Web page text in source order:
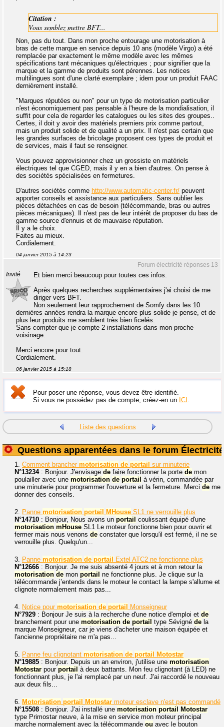
Citation :
Vous semblez mettre BFT...
Non, pas du tout. Dans mon proche entourage une motorisation à
bras de cette marque en service depuis 10 ans (modèle Virgo) a été
remplacée par exactement le même modèle avec les mêmes
spécifications tant mécaniques qu'électriques ; pour signifier que la
marque et la gamme de produits sont pérennes. Les notices
multilingues sont d'une clarté exemplaire ; idem pour un produit FAAC
dernièrement installé.
"Marques réputées ou non" pour un type de motorisation particulier
n'est économiquement pas pensable à l'heure de la mondialisation, il
suffit pour cela de regarder les catalogues ou les sites des groupes..
Certes, il doit y avoir des matériels premiers prix comme partout,
mais un produit solide et de qualité a un prix. Il n'est pas certain que
les grandes surfaces de bricolage proposent ces types de produit et
de services, mais il faut se renseigner.
Vous pouvez approvisionner chez un grossiste en matériels
électriques tel que CGED, mais il y en a bien d'autres. On pense à
des sociétés spécialisées en fermetures.
D'autres sociétés comme http://www.automatic-center.fr/ peuvent
apporter conseils et assistance aux particuliers. Sans oublier les
pièces détachées en cas de besoin (télécommande, bras ou autres
pièces mécaniques). Il n'est pas de leur intérêt de proposer du bas de
gamme source d'ennuis et de mauvaise réputation.
Il y a le choix.
Faites au mieux.
Cordialement.
04 janvier 2015 à 14:23
Forum électricité réponses 13
Invité
Et bien merci beaucoup pour toutes ces infos.
Après quelques recherches supplémentaires j'ai choisi de me
diriger vers BFT.
Non seulement leur rapprochement de Somfy dans les 10
dernières années rendra la marque encore plus solide je pense, et de
plus leur produits me semblent très bien ficelés.
Sans compter que je compte 2 installations dans mon proche
voisinage.
Merci encore pour tout.
Cordialement.
06 janvier 2015 à 15:18
Pour poser une réponse, vous devez être identifié.
Si vous ne possédez pas de compte, créez-en un ICI .
Liste des questions
Questions apparentées dans le forum Électricité
1. Comment brancher motorisation de portail sur minuterie
N°13234: Bonjour. J'envisage de faire fonctionner la porte de mon
poulailler avec une motorisation de portail à vérin, commandée par
une minuterie pour programmer l'ouverture et la fermeture. Merci de me
donner des conseils.
2. Panne motorisation portail MHouse SL1 ne verrouille plus
N°14710 : Bonjour, Nous avons un portail coulissant équipé d'une
motorisation mHouse SL1 Le moteur fonctionne bien pour ouvrir et
fermer mais nous venons de constater que lorsqu'il est fermé, il ne se
verrouille plus. Quelqu'un...
3. Panne motorisation de portail
Extel ATC2 ne fonctionne plus
N°12666 : Bonjour. Je me suis absenté 4 jours et à mon retour la
motorisation de mon portail ne fonctionne plus. Je clique sur la
télécommande j’entends dans le moteur le contact la lampe s'allume et
clignote normalement mais pas...
4. Notice pour motorisation de portail
Monseigneur
N°7929 : Bonjour Je suis à la recherche d'une notice d'emploi et de
branchement pour une motorisation de portail type Sévigné de la
marque Monseigneur, car je viens d'acheter une maison équipée et
l'ancienne propriétaire ne m'a pas...
5. Panne feu clignotant motorisation de portail
Motostar
N°19885 : Bonjour. Depuis un an environ, j'utilise une motorisation
Motostar pour portail à deux battants. Mon feu clignotant (à LED) ne
fonctionnant plus, je l'ai remplacé par un neuf. J'ai raccordé le nouveau
aux deux fils...
6. Motorisation portail Motostar moteur esclave n'est pas commandé
N°15508 : Bonjour. J'ai installé une motorisation portail
Motostar
type Primostar neuve, à la mise en service mon moteur principal
marche normalement avec la télécommande ou avec le bouton